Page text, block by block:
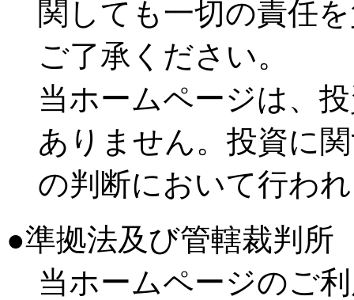
関しても一切の責任
ご了承ください。
当ホームページは、
ありません。投資に
の判断において行わ
●準拠法及び管轄裁判所
当ホームページのご